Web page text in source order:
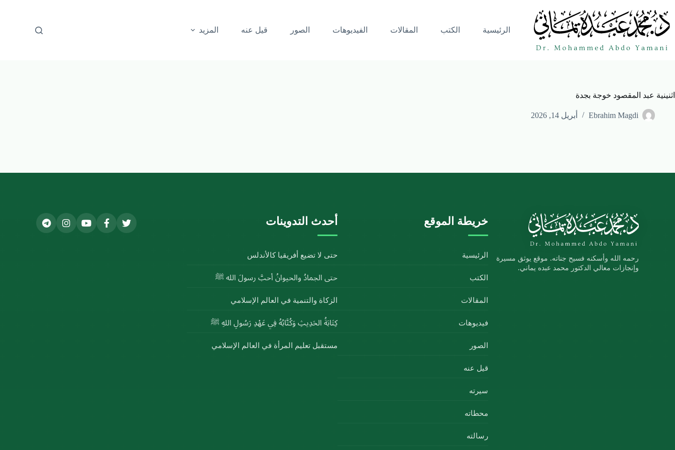
الرئيسية الكتب المقالات الفيديوهات الصور قيل عنه المزيد
اثنينية عبد المقصود خوجة بجدة
Ebrahim Magdi أبريل 14, 2026
رحمه الله وأسكنه فسيح جناته. موقع يوثق مسيرة
وإنجازات معالي الدكتور محمد عبده يماني.
خريطة الموقع
الرئيسية
الكتب
المقالات
فيديوهات
الصور
قيل عنه
سيرته
محطاته
رسالته
أحدث التدوينات
حتى لا تضيع أفريقيا كالأندلس
حتى الجمادُ والحيوانُ أحبَّ رسولَ الله ﷺ
الزكاة والتنمية في العالم الإسلامي
كِتَابَةُ الحَدِيثِ وَكُتَّابُهُ فِي عَهْدِ رَسُولِ اللهِ ﷺ
مستقبل تعليم المرأة في العالم الإسلامي